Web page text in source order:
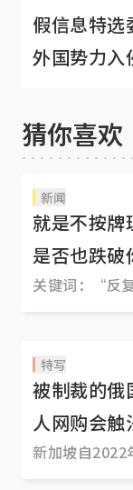
假信息特选
外国势力入
猜你喜欢
新闻
就是不按
是否也跌破
关键词：“反
特写
被制裁的
人网购会触
新加坡自2022